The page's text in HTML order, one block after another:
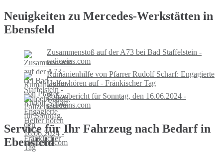
Neuigkeiten zu Mercedes-Werkstätten in
Ebensfeld
Zusammenstoß auf der A73 bei Bad Staffelstein -
radioeins.com
Rumänienhilfe von Pfarrer Rudolf Scharf: Engagierte
Helfer hören auf - Fränkischer Tag
Polizeibericht für Sonntag, den 16.06.2024 -
radioeins.com
Service für Ihr Fahrzeug nach Bedarf in
Ebensfeld